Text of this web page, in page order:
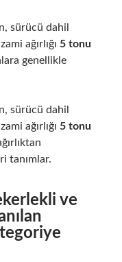
sürücü dahil
ağırlığı 5 tonu
genellikle
sürücü dahil
ağırlığı 5 tonu
tanımlar.
ve